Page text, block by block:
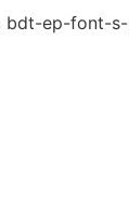
bdt-ep-font-